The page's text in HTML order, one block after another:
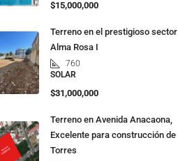
$15,000,000
Terreno en el prestigioso sector
Alma Rosa I
760
SOLAR
$31,000,000
Terreno en Avenida Anacaona,
Excelente para construcción de
Torres